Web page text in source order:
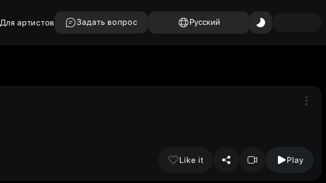
Для артистов Задать вопрос Русский
Like it Play